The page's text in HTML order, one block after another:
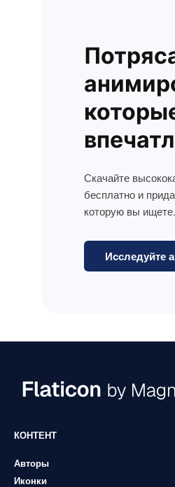
Скачайте
бесплатно и
которую вы ищете.
Исследуйте
КОНТЕНТ
Авторы
Иконки